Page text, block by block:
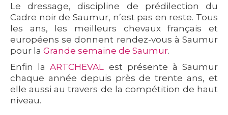
Le dressage, discipline de prédilection du
Cadre noir de Saumur, n’est pas en reste. Tous
les ans, les meilleurs chevaux français et
européens se donnent rendez-vous à Saumur
pour la Grande semaine de Saumur.
Enfin laARTCHEVAL
est présente à Saumur
chaque année depuis près de trente ans, et
elle aussi au travers de la compétition de haut
niveau.